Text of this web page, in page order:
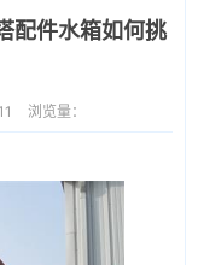
配件水箱如何挑
浏览量：